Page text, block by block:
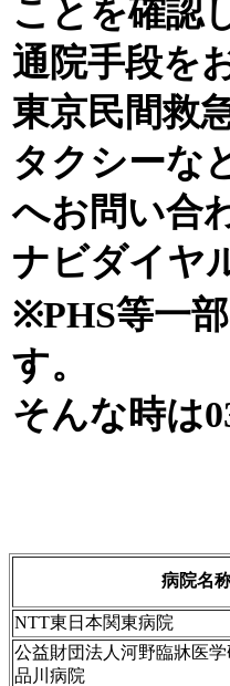
ことを確認
通院手段を
東京民間救
タクシーな
へお問い合
ナビダイヤ
※PHS等一
す。
そんな時は
病院名
NTT東日本関東病院
公益財団法人河野臨牀医
品川病院